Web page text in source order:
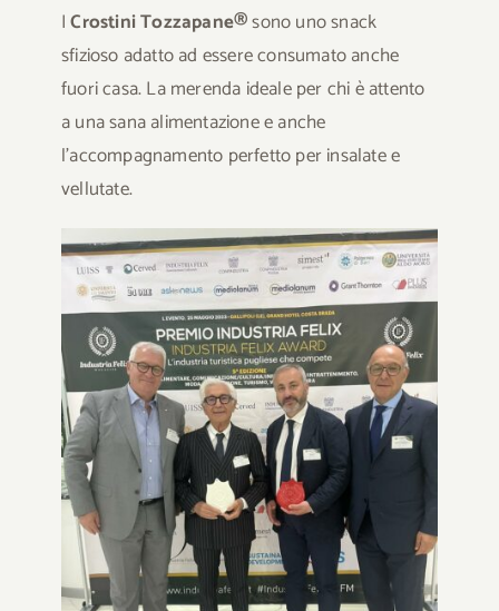
ICrostini Tozzapane®sono uno snack
sfizioso adatto ad essere consumato anche
fuori casa. La merenda ideale per chi è attento
a una sana alimentazione e anche
l’accompagnamento perfetto per insalate e
vellutate.